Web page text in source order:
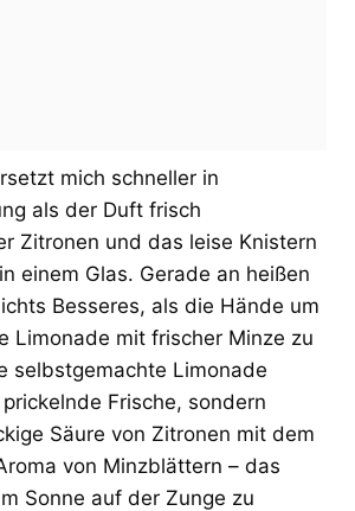
mich schneller in
als der Duft frisch
Zitronen und das leise Knistern
einem Glas. Gerade an heißen
Besseres, als die Hände um
Limonade mit frischer Minze zu
selbstgemachte Limonade
Frische, sondern
Säure von Zitronen mit dem
von Minzblättern – das
Sonne auf der Zunge zu